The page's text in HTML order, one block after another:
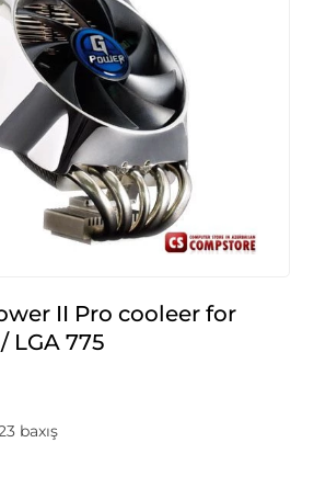
II Pro cooleer for
/ LGA 775
baxış